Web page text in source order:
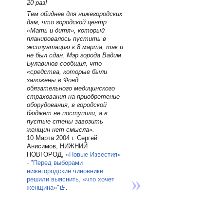
20 раз!
Тем обиднее для нижегородских
дам, что городской центр
«Мать и дитя», который
планировалось пустить в
эксплуатацию к 8 марта, так и
не был сдан. Мэр города Вадим
Булавинов сообщил, что
«средства, которые были
заложены в Фонд
обязательного медицинского
страхования на приобретение
оборудования, в городской
бюджет не поступили, а в
пустые стены завозить
женщин нет смысла».
10 Марта 2004 г. Сергей
Анисимов, НИЖНИЙ
НОВГОРОД,«Новые Известия»
- "Перед выборами
нижегородские чиновники
решили выяснить, «что хочет
женщина»"
.